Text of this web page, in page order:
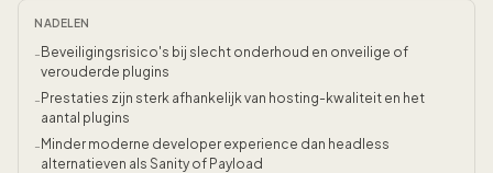
NADELEN
- Beveiligingsrisico's bij slecht onderhoud en onveilige of
verouderde plugins
- Prestaties zijn sterk afhankelijk van hosting-kwaliteit en het
aantal plugins
- Minder moderne developer experience dan headless
alternatieven als Sanity of Payload